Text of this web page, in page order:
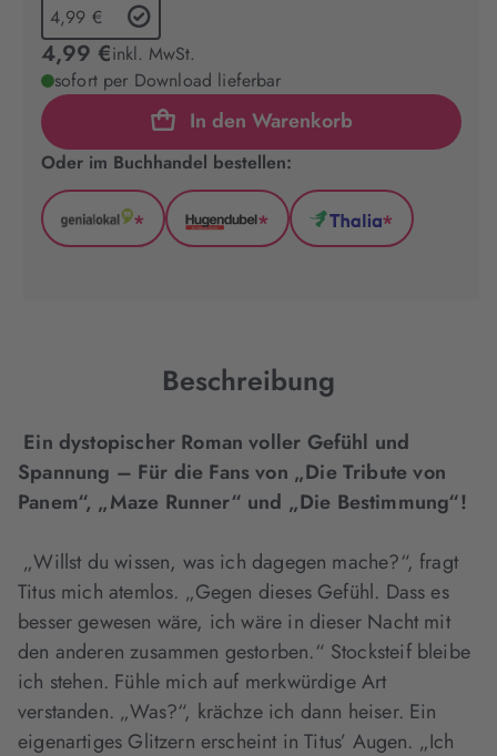
4,99 €
4,99 €inkl. MwSt.
sofort per Download lieferbar
In den Warenkorb
Oder im Buchhandel bestellen:
GenialLokal
*
Hugendubel
*
Thalia
*
Beschreibung
Ein dystopischer Roman voller Gefühl und
Spannung – Für die Fans von „Die Tribute von
Panem“, „Maze Runner“ und „Die Bestimmung“!
„Willst du wissen, was ich dagegen mache?“, fragt
Titus mich atemlos. „Gegen dieses Gefühl. Dass es
besser gewesen wäre, ich wäre in dieser Nacht mit
den anderen zusammen gestorben.“ Stocksteif bleibe
ich stehen. Fühle mich auf merkwürdige Art
verstanden. „Was?“, krächze ich dann heiser. Ein
eigenartiges Glitzern erscheint in Titus’ Augen. „Ich